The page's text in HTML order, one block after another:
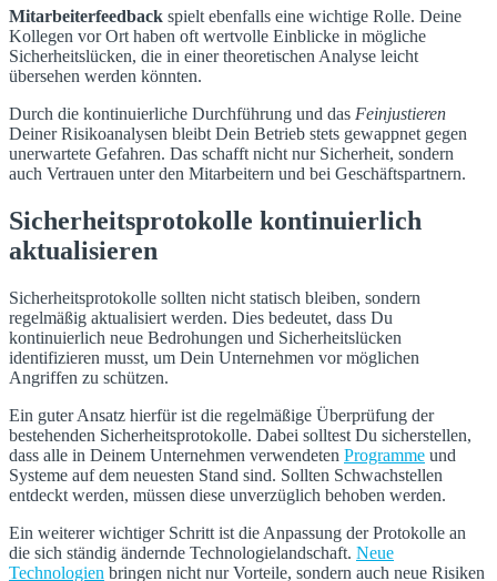
Mitarbeiterfeedback spielt ebenfalls eine wichtige Rolle. Deine
Kollegen vor Ort haben oft wertvolle Einblicke in mögliche
Sicherheitslücken, die in einer theoretischen Analyse leicht
übersehen werden könnten.
Durch die kontinuierliche Durchführung und das Feinjustieren
Deiner Risikoanalysen bleibt Dein Betrieb stets gewappnet gegen
unerwartete Gefahren. Das schafft nicht nur Sicherheit, sondern
auch Vertrauen unter den Mitarbeitern und bei Geschäftspartnern.
Sicherheitsprotokolle kontinuierlich
aktualisieren
Sicherheitsprotokolle sollten nicht statisch bleiben, sondern
regelmäßig aktualisiert werden. Dies bedeutet, dass Du
kontinuierlich neue Bedrohungen und Sicherheitslücken
identifizieren musst, um Dein Unternehmen vor möglichen
Angriffen zu schützen.
Ein guter Ansatz hierfür ist die regelmäßige Überprüfung der
bestehenden Sicherheitsprotokolle. Dabei solltest Du sicherstellen,
dass alle in Deinem Unternehmen verwendeten Programme und
Systeme auf dem neuesten Stand sind. Sollten Schwachstellen
entdeckt werden, müssen diese unverzüglich behoben werden.
Ein weiterer wichtiger Schritt ist die Anpassung der Protokolle an
die sich ständig ändernde Technologielandschaft. Neue
Technologien bringen nicht nur Vorteile, sondern auch neue Risiken